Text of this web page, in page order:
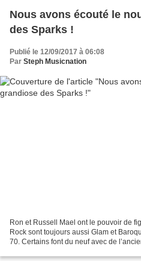
Nous avons écouté le
des Sparks !
Publié le 12/09/2017 à 06:08
Par Steph Musicnation
Ron et Russell Mael ont le pouvoir de
Rock sont toujours aussi Glam et
70. Certains font du neuf avec de